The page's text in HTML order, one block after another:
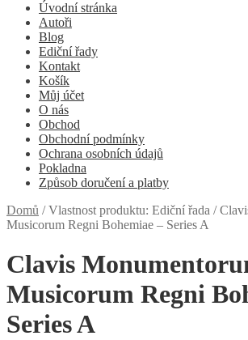
Úvodní stránka
Autoři
Blog
Ediční řady
Kontakt
Košík
Můj účet
O nás
Obchod
Obchodní podmínky
Ochrana osobních údajů
Pokladna
Způsob doručení a platby
Domů /Vlastnost produktu: Ediční řada /
Musicorum Regni Bohemiae – Series A
Clavis
Musicorum Regni
Series A